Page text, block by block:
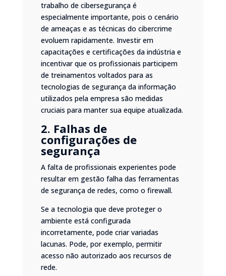
trabalho de cibersegurança é
especialmente importante, pois o cenário
de ameaças e as técnicas do cibercrime
evoluem rapidamente. Investir em
capacitações e certificações da indústria e
incentivar que os profissionais participem
de treinamentos voltados para as
tecnologias de segurança da informação
utilizados pela empresa são medidas
cruciais para manter sua equipe atualizada.
2. Falhas de
configurações de
segurança
A falta de profissionais experientes pode
resultar em gestão falha das ferramentas
de segurança de redes, como o firewall.
Se a tecnologia que deve proteger o
ambiente está configurada
incorretamente, pode criar variadas
lacunas. Pode, por exemplo, permitir
acesso não autorizado aos recursos de
rede.